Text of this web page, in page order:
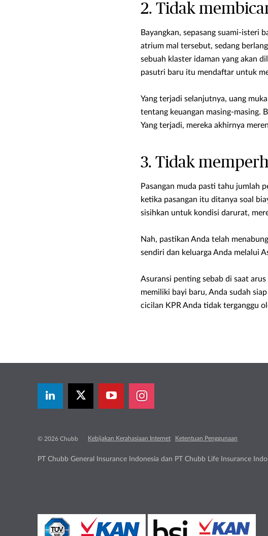
2. Tidak
Bayangkan, sepasang suami-isteri
atrium mal tersebut, sedang
sebuah klaster idaman yang akan
pasutri baru itu mendaftar untuk
Yang terjadi selanjutnya, uang
tentang keuangan masing-masing.
Yang terjadi, mereka akhirnya
3. Tidak
Pasangan muda pasti tahu jumlah
ketika pasangan itu ditanya soal
sisihkan untuk kondisi darurat,
Nah, pastikan Anda telah
sendiri dan keluarga Anda melalui
Asuransi penting sebab di saat
memiliki bayi baru, Anda sudah
cicilan KPR Anda tidak terganggu
© 2026 Chubb Kebijakan Kerahasiaan Internet Ketentuan Penggunaan
PT Chubb General Insurance Indonesia dan PT Chubb Life Insurance